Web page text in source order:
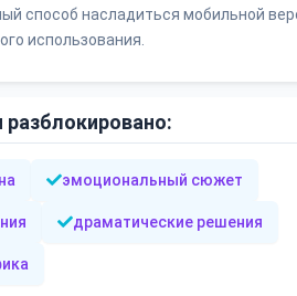
способ насладиться мобильной
использования.
эмоциональный сюжет
драматические решения